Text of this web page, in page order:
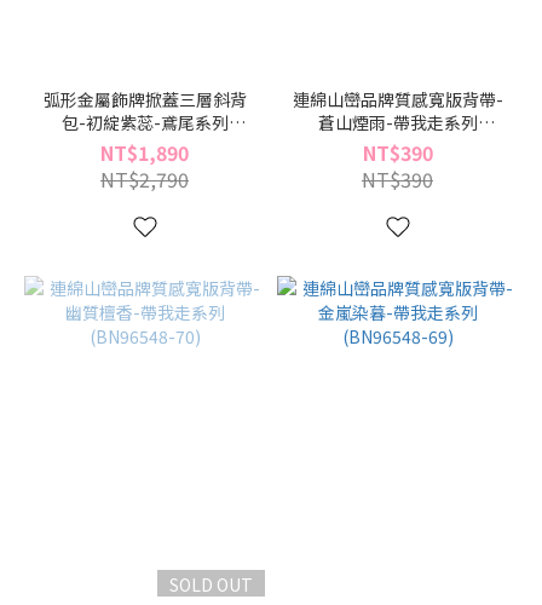
弧形金屬飾牌掀蓋三層斜背
包-初綻紫蕊-鳶尾系列
(BX96504-25)
NT$1,890
NT$2,790
連綿山巒品牌質感寬版背帶-
蒼山煙雨-帶我走系列
(BN96548-95)
NT$390
NT$390
SOLD OUT